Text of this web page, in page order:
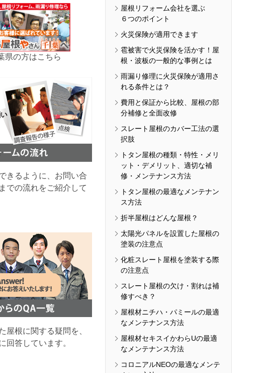
県の方はこちら
きるように、お問い合
での流れをご紹介して
屋根に関する疑問を、
回答しています。
屋根リフォーム会社を選ぶ
６つのポイント
火災保険が適用できます
雹被害で火災保険を活かす！屋
根・波板の一般的な事例とは
雨漏り修理に火災保険が適用さ
れる条件とは？
費用と保証から比較、屋根の部
分補修と全面改修
スレート屋根のカバー工法の選
択肢
トタン屋根の種類・特性・メリ
ット・デメリット、適切な補
修・メンテナンス方法
トタン屋根の最適なメンテナン
ス方法
折半屋根はどんな屋根？
太陽光パネルを設置した屋根の
塗装の注意点
化粧スレート屋根を塗装する際
の注意点
スレート屋根の欠け・割れは補
修すべき？
屋根材ニチハ・パミールの最適
なメンテナンス方法
屋根材セキスイかわらUの最適
なメンテナンス方法
コロニアルNEOの最適なメンテ